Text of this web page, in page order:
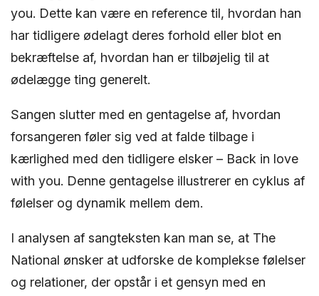
you. Dette kan være en reference til, hvordan han
har tidligere ødelagt deres forhold eller blot en
bekræftelse af, hvordan han er tilbøjelig til at
ødelægge ting generelt.
Sangen slutter med en gentagelse af, hvordan
forsangeren føler sig ved at falde tilbage i
kærlighed med den tidligere elsker – Back in love
with you. Denne gentagelse illustrerer en cyklus af
følelser og dynamik mellem dem.
I analysen af sangteksten kan man se, at The
National ønsker at udforske de komplekse følelser
og relationer, der opstår i et gensyn med en